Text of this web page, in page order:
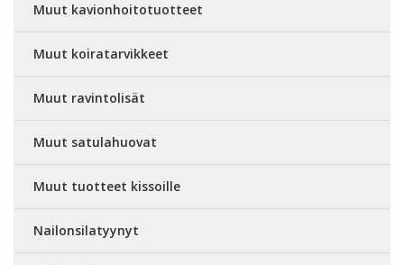
Muut kavionhoitotuotteet
Muut koiratarvikkeet
Muut ravintolisät
Muut satulahuovat
Muut tuotteet kissoille
Nailonsilatyynyt